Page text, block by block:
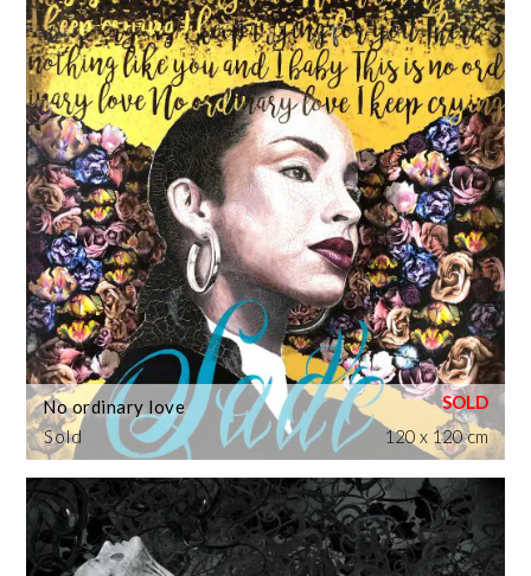
Sold
No ordinary love
120 x 120 cm